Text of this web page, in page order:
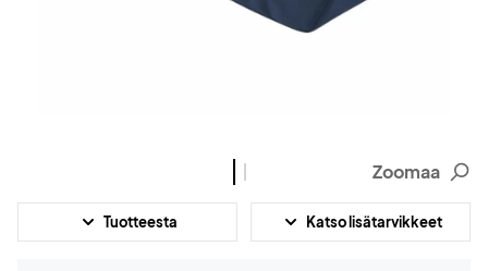
Zoomaa
Tuotteesta Katso lisätarvikkeet